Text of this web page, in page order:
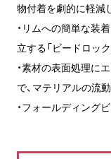
物付着を劇的に軽減
・リムへの簡単な装
立する「ビードロック
・素材の表面処理に
で、マテリアルの流
・フォールディング